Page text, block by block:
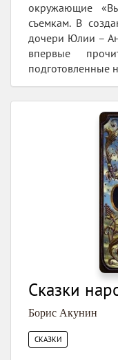
окружающие
съемкам. В
дочери Юлии –
впервые
подготовленные
Сказки
Борис Акунин
СКАЗКИ